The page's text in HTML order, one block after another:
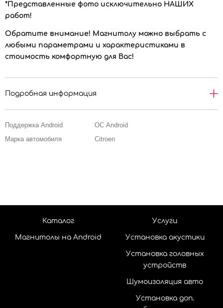
*Представленные фото исключительно НАШИХ
работ!
Обратите внимание! Магнитолу можно выбрать с
любыми параметрами и характеристиками в
стоимость комфортную для Вас!
Подробная информация
Поддержка Android
ОС Android
Марка автомобиля
Citroen
Каталог
Магнитолы на Android
Услуги
Установка акустики
Установка головных
устройств
Шумоизоляция авто
Установка доп.